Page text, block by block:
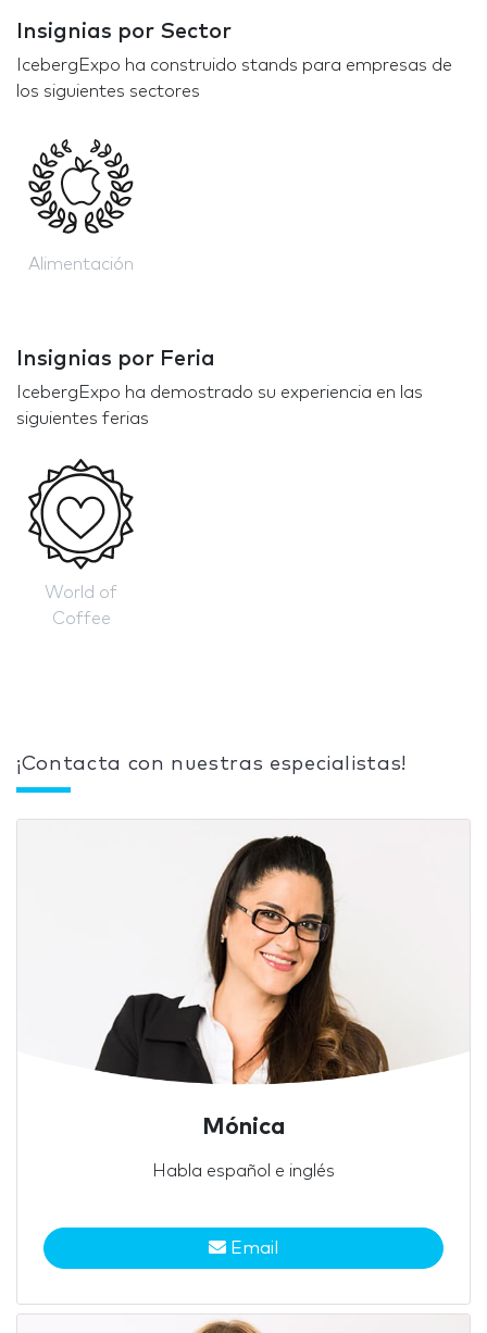
Insignias por Sector
IcebergExpo ha construido stands para empresas de
los siguientes sectores
Alimentación
Insignias por Feria
IcebergExpo ha demostrado su experiencia en las
siguientes ferias
World of
Coffee
¡Contacta con nuestras especialistas!
Mónica
Habla español e inglés
Email